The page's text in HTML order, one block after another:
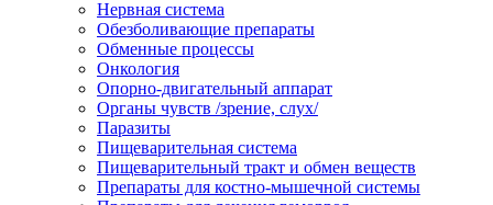
Нервная система
Обезболивающие препараты
Обменные процессы
Онкология
Опорно-двигательный аппарат
Органы чувств /зрение, слух/
Паразиты
Пищеварительная система
Пищеварительный тракт и обмен веществ
Препараты для костно-мышечной системы